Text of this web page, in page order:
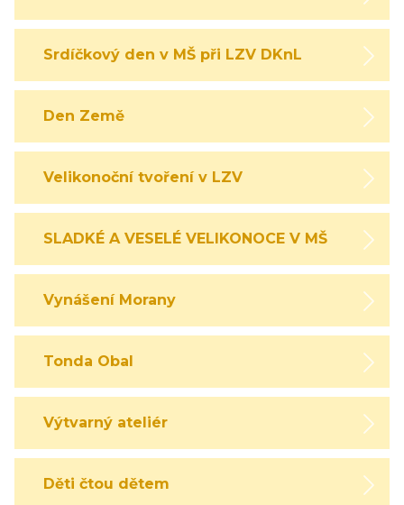
Srdíčkový den v MŠ při LZV DKnL
Den Země
Velikonoční tvoření v LZV
SLADKÉ A VESELÉ VELIKONOCE V MŠ
Vynášení Morany
Tonda Obal
Výtvarný ateliér
Děti čtou dětem